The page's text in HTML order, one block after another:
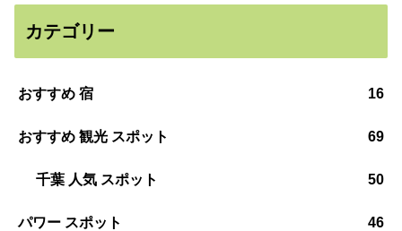
カテゴリー
おすすめ 宿 16
おすすめ 観光 スポット 69
千葉 人気 スポット 50
パワー スポット 46